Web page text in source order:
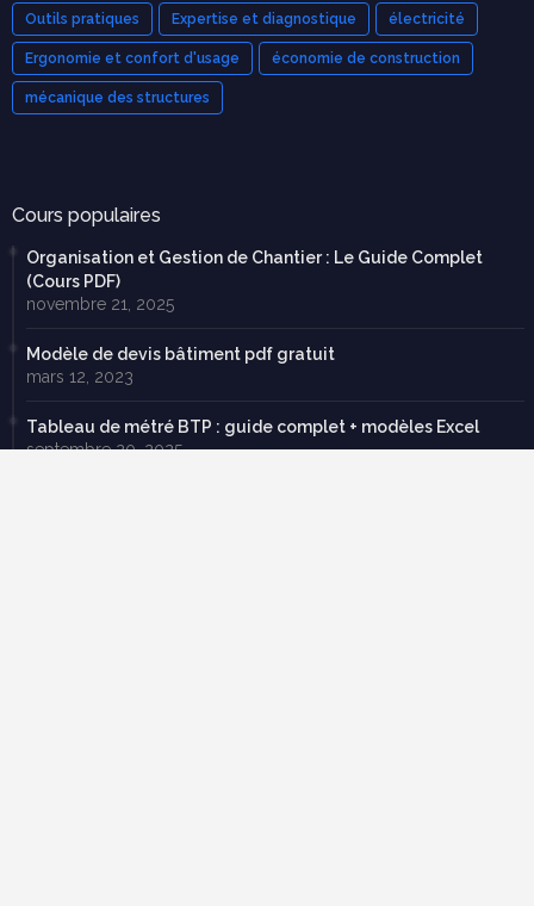
Outils pratiques Expertise et diagnostique électricité
Ergonomie et confort d'usage économie de construction
mécanique des structures
Cours populaires
Organisation et Gestion de Chantier : Le Guide Complet
(Cours PDF)
novembre 21, 2025
Modèle de devis bâtiment pdf gratuit
mars 12, 2023
Tableau de métré BTP : guide complet + modèles Excel
septembre 20, 2025